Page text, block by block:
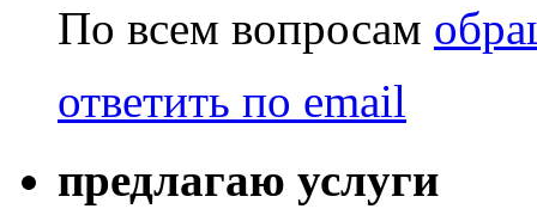
По всем вопросам
ответить по email
предлагаю услуги